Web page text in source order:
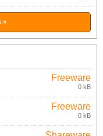
»
Freeware
0 kB
Freeware
0 kB